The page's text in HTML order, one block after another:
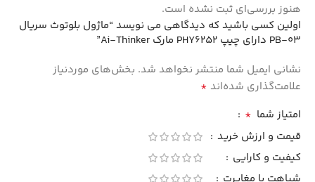
هنوز بررسی‌ای ثبت نشده است.
اولین کسی باشید که دیدگاهی می نویسد “ماژول بلوتوث سریال
PB‑03 دارای چیپ PHY6252 مارک Ai‑Thinker”
نشانی ایمیل شما منتشر نخواهد شد. بخش‌های موردنیاز
علامت‌گذاری شده‌اند *
امتیاز شما *
قیمت و ارزش خرید
کیفیت و کارایی